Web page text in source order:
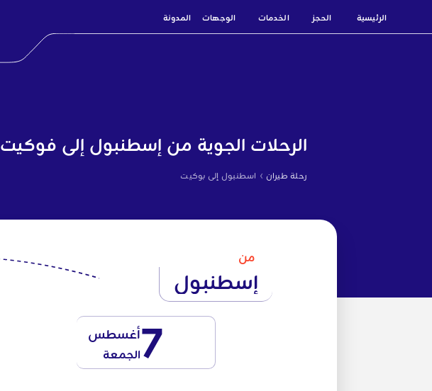
الرئيسية الحجز الخدمات الوجهات المدونة
الرحلات الجوية من إسطنبول إلى فوكيت
رحلة طيران › اسطنبول إلى بوكيت
من
إسطنبول
7أغسطس
الجمعة